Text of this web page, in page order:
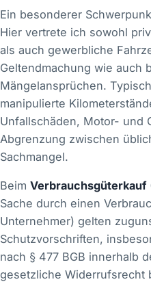
Ein besonderer
Hier vertrete ich sowohl
als auch gewerbliche
Geltendmachung wie auch
Mängelansprüchen.
manipulierte
Unfallschäden, Motor- und
Abgrenzung zwischen
Sachmangel.
Beim Verbrauchsgüterkauf
Sache durch einen
Unternehmer) gelten
Schutzvorschriften,
nach § 477 BGB innerhalb
gesetzliche Widerrufsrecht